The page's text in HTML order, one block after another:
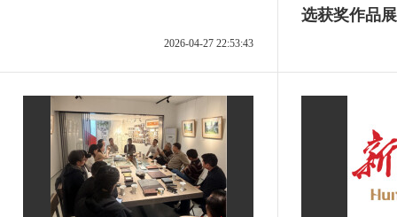
2026-04-27 22:53:43
选获奖作品